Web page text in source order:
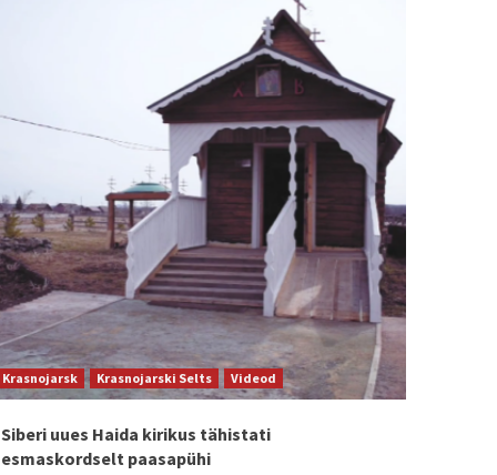
Krasnojarsk Krasnojarski Selts Videod
Siberi uues Haida kirikus tähistati
esmaskordselt paasapühi